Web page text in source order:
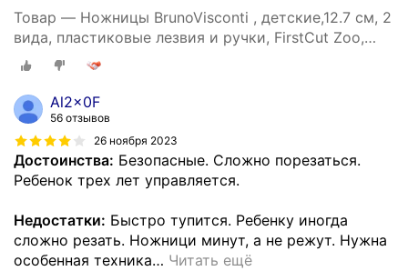
Товар — Ножницы BrunoVisconti , детские,12.7 см, 2
вида, пластиковые лезвия и ручки, FirstCut Zoo,
Арт. 60-0057
Al2x0F
56 отзывов
26 ноября 2023
Достоинства: Безопасные. Сложно порезаться.
Ребенок трех лет управляется.
Недостатки: Быстро тупится. Ребенку иногда
сложно резать. Ножници минут, а не режут. Нужна
особенная техника… Читать ещё